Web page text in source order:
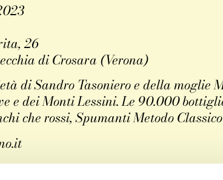
26
di Crosara (Verona)
di Sandro Tasoniero e della
e dei Monti Lessini. Le 90.000
che rossi, Spumanti Metodo